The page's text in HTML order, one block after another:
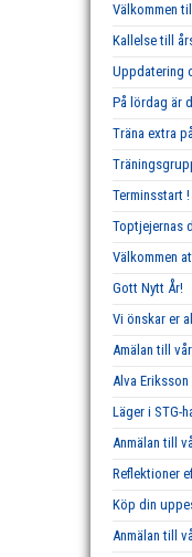
Välkommen
Kallelse till
Uppdatering
På lördag är
Träna extra
Terminsstart !
Toptjejernas
Välkommen
Gott Nytt År!
Vi önskar er
Amälan till
Alva
Läger i STG-
Anmälan till
Reflektioner
Köp din
Anmälan till